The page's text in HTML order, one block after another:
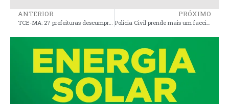
ANTERIOR
TCE-MA: 27 prefeituras descumpriram prazo sobre RGF
PRÓXIMO
Polícia Civil prende mais um faccionado em Bacuri; o indivíduo é investigado por tráfico de drogas e homicídio